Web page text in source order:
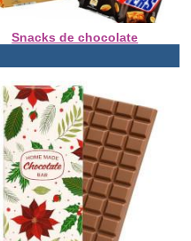
Snacks de chocolate